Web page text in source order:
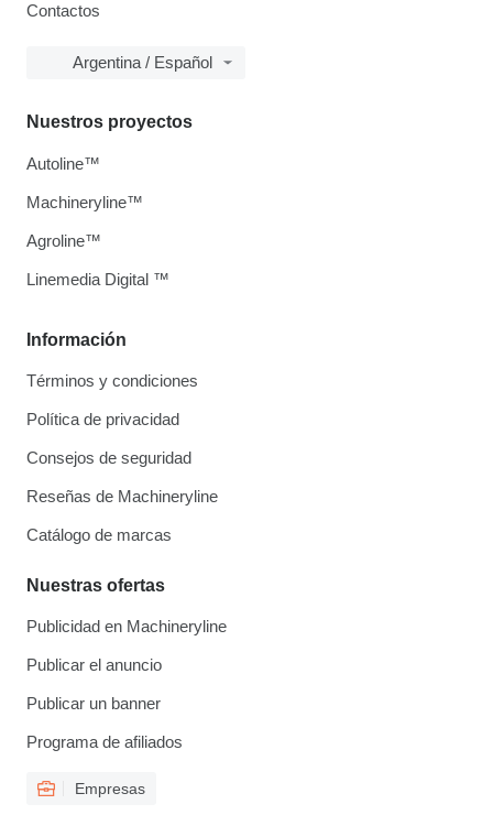
Contactos
Argentina / Español
Información
Términos y condiciones
Política de privacidad
Consejos de seguridad
Reseñas de Machineryline
Catálogo de marcas
Nuestras ofertas
Publicidad en Machineryline
Publicar el anuncio
Publicar un banner
Programa de afiliados
Empresas
Nuestros proyectos
Autoline™
Machineryline™
Agroline™
Linemedia Digital ™